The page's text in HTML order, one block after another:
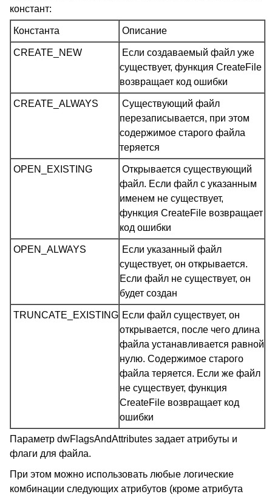
констант:
Константа Описание
CREATE_NEW
Если создаваемый файл уже
существует, функция CreateFile
возвращает код ошибки
CREATE_ALWAYS
Существующий файл
перезаписывается, при этом
содержимое старого файла
теряется
OPEN_EXISTING
Открывается существующий
файл. Если файл с указанным
именем не существует,
функция CreateFile возвращает
код ошибки
OPEN_ALWAYS
Если указанный файл
существует, он открывается.
Если файл не существует, он
будет создан
TRUNCATE_EXISTING Если файл существует, он
открывается, после чего длина
файла устанавливается равной
нулю. Содержимое старого
файла теряется. Если же файл
не существует, функция
CreateFile возвращает код
ошибки
Параметр dwFlagsAndAttributes задает атрибуты и
флаги для файла.
При этом можно использовать любые логические
комбинации следующих атрибутов (кроме атрибута